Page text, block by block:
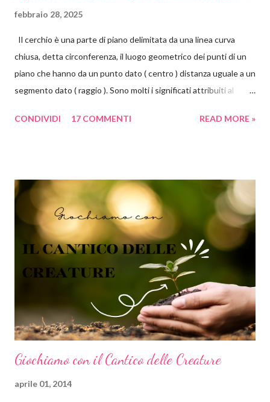
febbraio 28, 2025
Il cerchio è una parte di piano delimitata da una linea curva
chiusa, detta circonferenza, il luogo geometrico dei punti di un
piano che hanno da un punto dato ( centro ) distanza uguale a un
segmento dato ( raggio ). Sono molti i significati attribuiti al
presenta né un inizio né una fine, non presenta spigoli.
Secondo la psicologia delle forme, le forme arrotondate come
cerchi ed ovali tendono a inviare un messaggio emotivo positivo
di armonia e protezione. Al contrario del quadrato, che
trasmette stabilità, il cerchio si presta molto bene a comunicare
lo scorrere del tempo, il dinamismo e il movimento. Ok tranquilli
tutti, ho finito il momento di divulgazione scientifica e ritorno nei
CONDIVIDI 17 COMMENTI READ MORE »
Giochiamo con il Cantico delle Creature
aprile 01, 2014